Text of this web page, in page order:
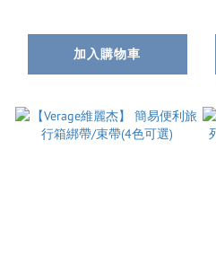
加入購物車